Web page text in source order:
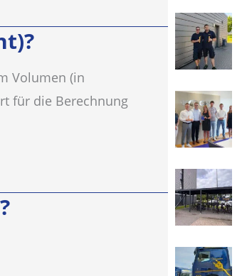
Volumen (in
für die Berechnung